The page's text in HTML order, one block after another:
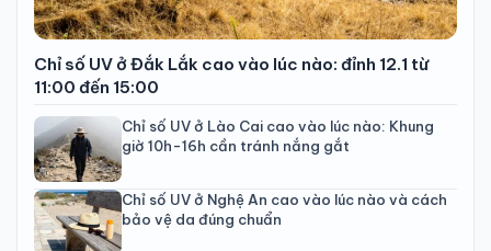
Chỉ số UV ở Đắk Lắk cao vào lúc nào: đỉnh 12.1 từ
11:00 đến 15:00
Chỉ số UV ở Lào Cai cao vào lúc nào: Khung
giờ 10h-16h cần tránh nắng gắt
Chỉ số UV ở Nghệ An cao vào lúc nào và cách
bảo vệ da đúng chuẩn